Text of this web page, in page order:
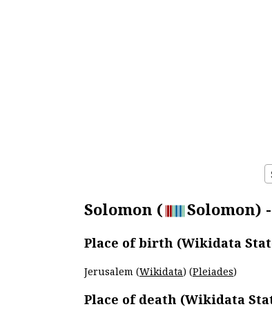
Solomon ( Solomon)
Place of birth (Wikidata
Jerusalem (Wikidata) (Pleiades)
Place of death (Wikidata